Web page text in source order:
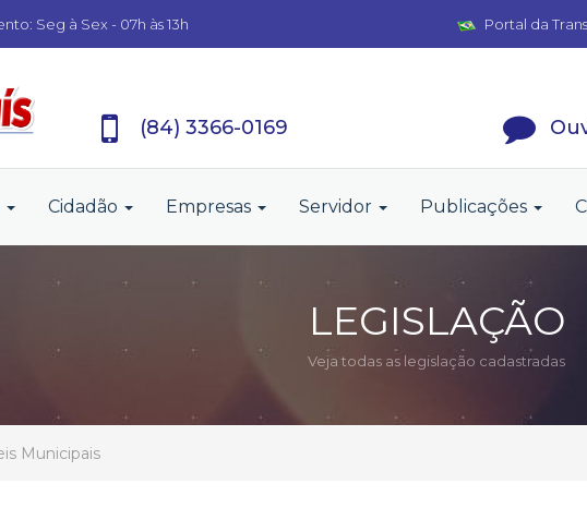
Seg à Sex - 07h às 13h Portal da
(84) 3366-0169
Cidadão Empresas Servidor Publicações
LEGISLAÇÃO
Veja todas as legislação cadastradas
Municipais